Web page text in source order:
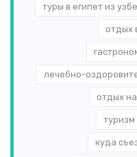
туры в египет из
отдых
лечебно-
отдых
туризм
куда